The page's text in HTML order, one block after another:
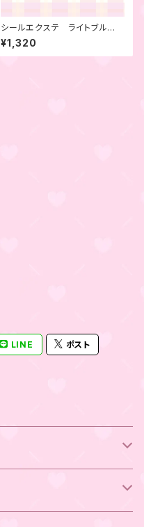
シールエクステ ライトブル
ー 4本セット
¥1,320
LINE ポスト